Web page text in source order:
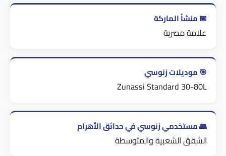
📅 منشأ الماركة
علامة مصرية
🎯 موديلات زنوسي
Zunassi Standard 30-80L
👥 مستخدمي زنوسي في حدائق الأهرام
الشقق الشعبية والمتوسطة